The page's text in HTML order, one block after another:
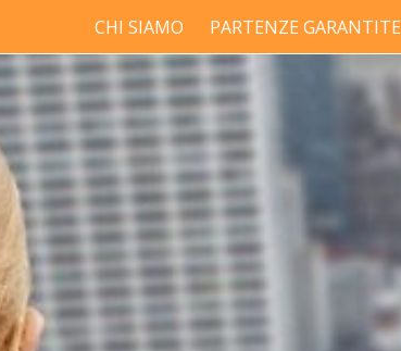
CHI SIAMO PARTENZE GARANTITE